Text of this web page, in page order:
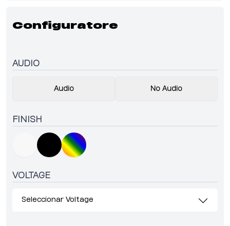
Configuratore
AUDIO
Audio No Audio
FINISH
VOLTAGE
Seleccionar Voltage